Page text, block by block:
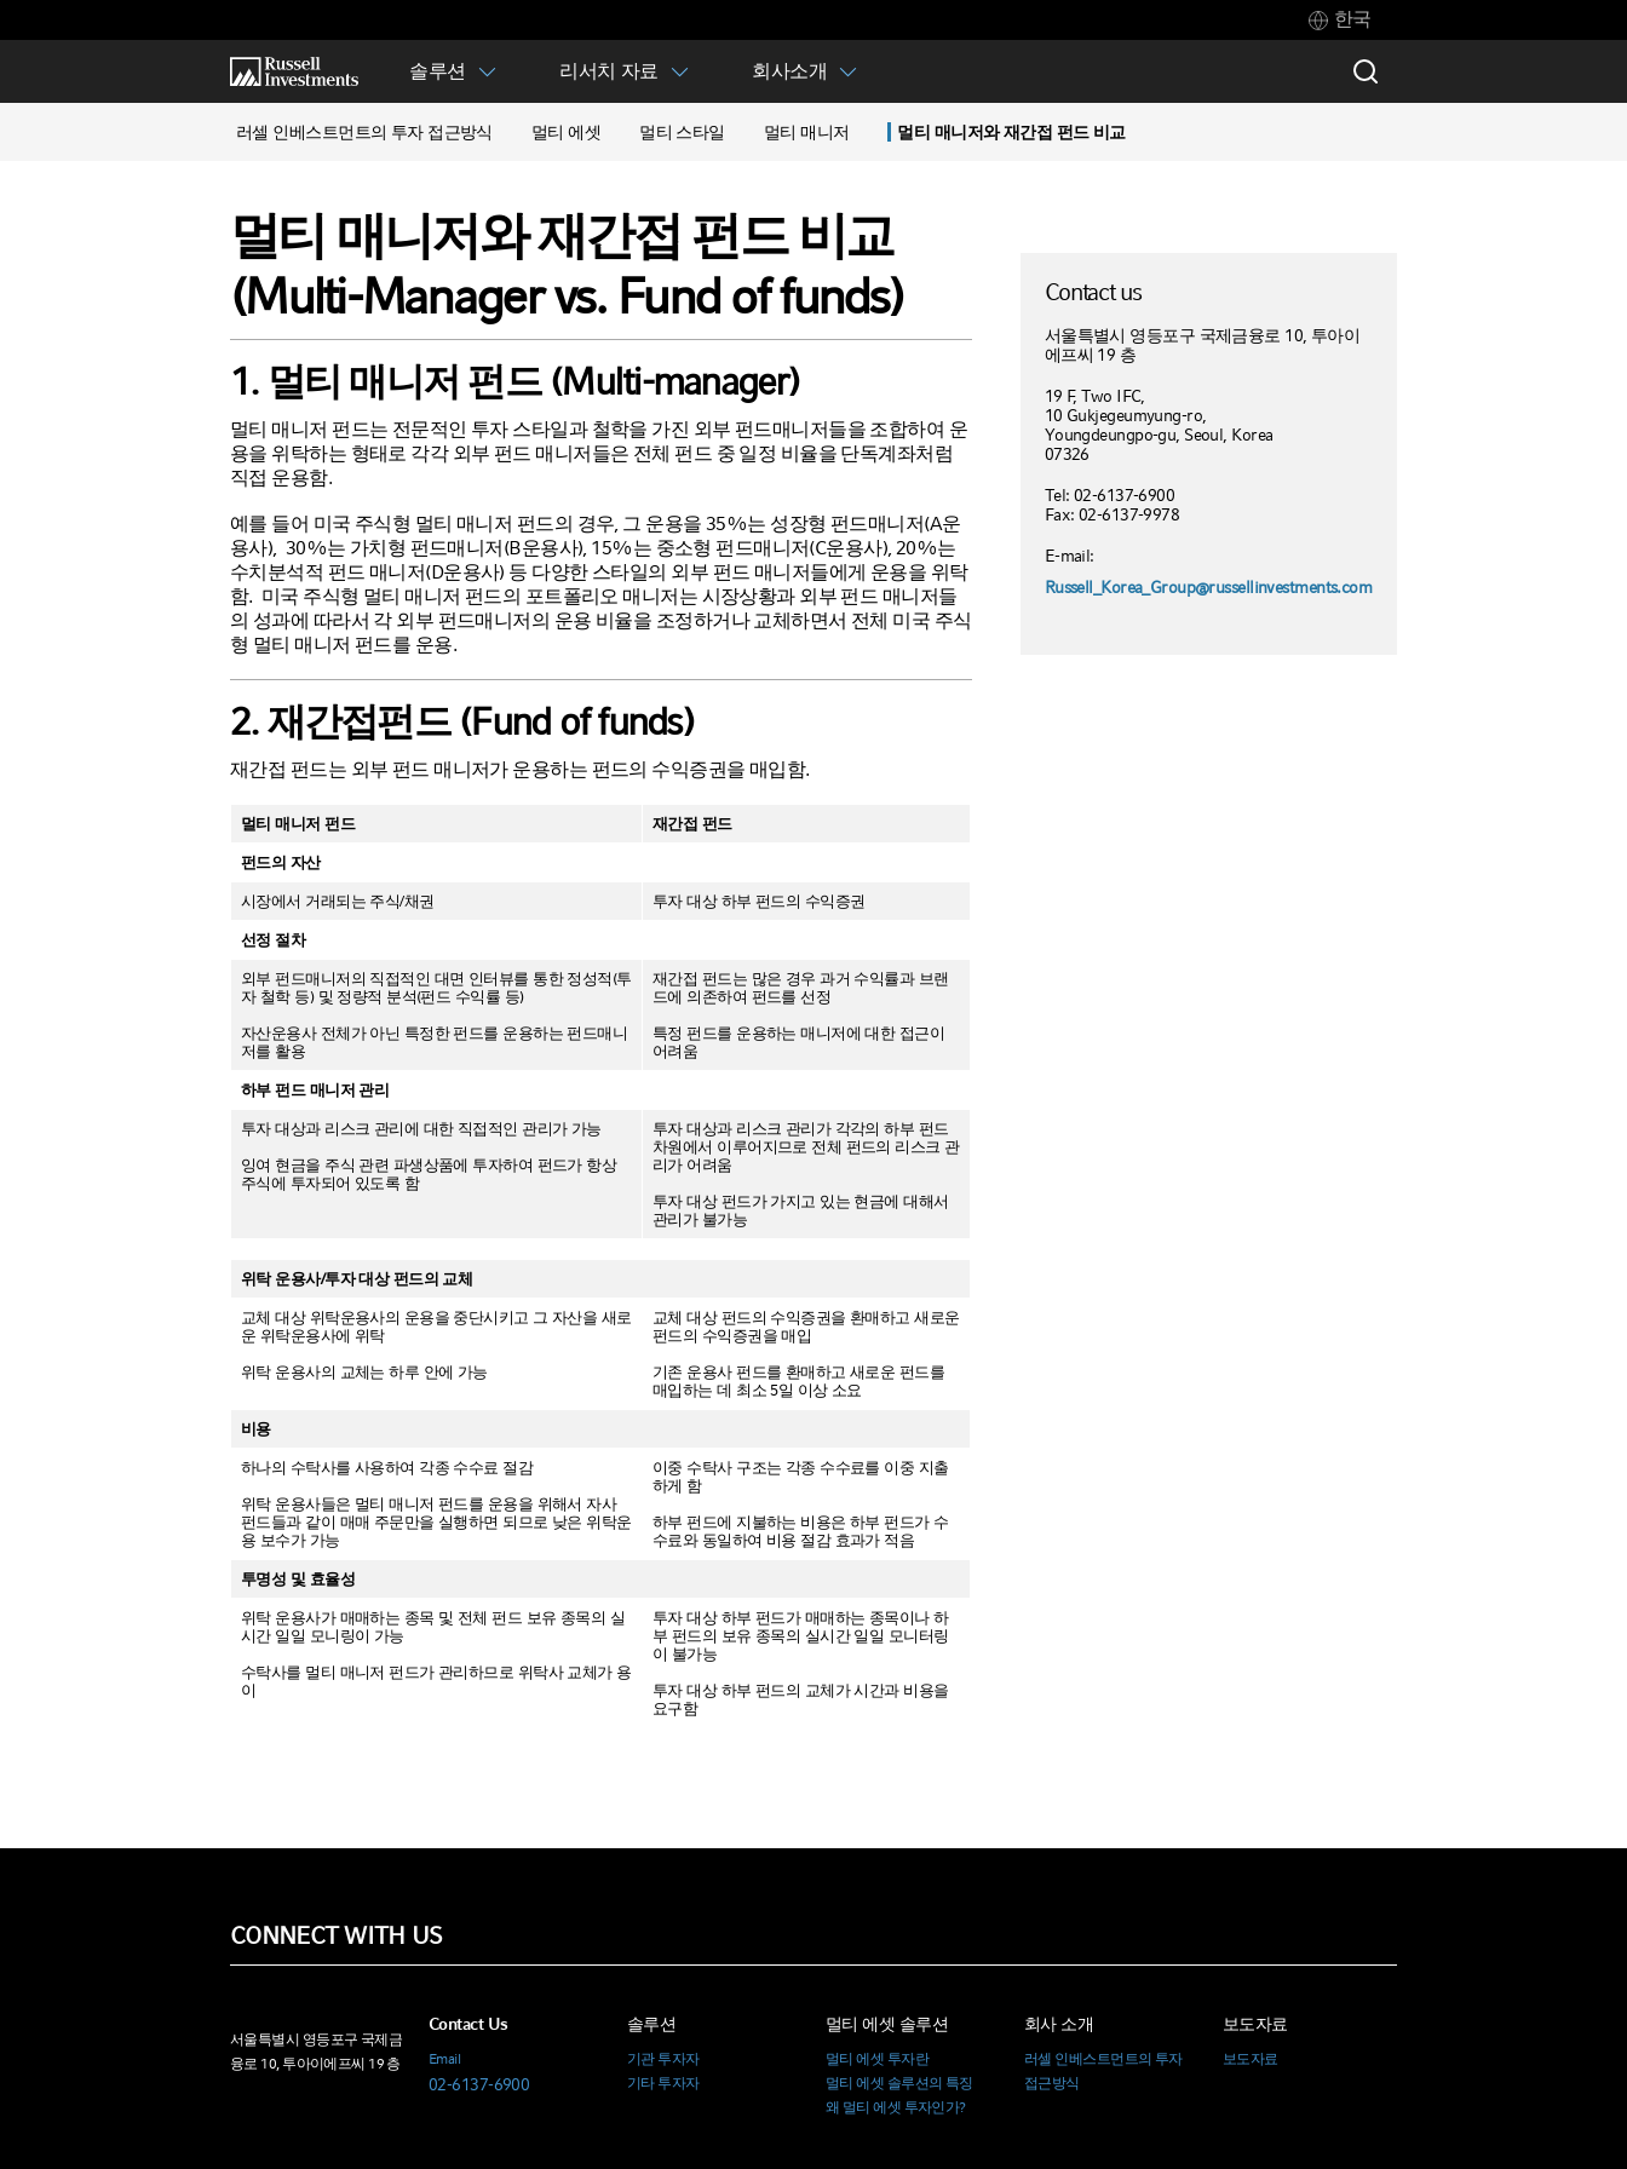
한국
솔루션 리서치 자료 회사소개
러셀 인베스트먼트의 투자 접근방식 멀티 에셋 멀티 스타일 멀티 매니저 멀티 매니저와 재간접 펀드 비교
멀티 매니저와 재간접 펀드 비교
(Multi-Manager vs. Fund of funds)
1. 멀티 매니저 펀드 (Multi-manager)
멀티 매니저 펀드는 전문적인 투자 스타일과 철학을 가진 외부 펀드매니저들을 조합하여 운
용을 위탁하는 형태로 각각 외부 펀드 매니저들은 전체 펀드 중 일정 비율을 단독계좌처럼
직접 운용함.
예를 들어 미국 주식형 멀티 매니저 펀드의 경우, 그 운용을 35%는 성장형 펀드매니저(A운
용사), 30%는 가치형 펀드매니저(B운용사), 15%는 중소형 펀드매니저(C운용사), 20%는
수치분석적 펀드 매니저(D운용사) 등 다양한 스타일의 외부 펀드 매니저들에게 운용을 위탁
함. 미국 주식형 멀티 매니저 펀드의 포트폴리오 매니저는 시장상황과 외부 펀드 매니저들
의 성과에 따라서 각 외부 펀드매니저의 운용 비율을 조정하거나 교체하면서 전체 미국 주식
형 멀티 매니저 펀드를 운용.
2. 재간접펀드 (Fund of funds)
재간접 펀드는 외부 펀드 매니저가 운용하는 펀드의 수익증권을 매입함.
멀티 매니저 펀드 재간접 펀드
펀드의 자산
시장에서 거래되는 주식/채권 투자 대상 하부 펀드의 수익증권
선정 절차
외부 펀드매니저의 직접적인 대면 인터뷰를 통한 정성적(투
자 철학 등) 및 정량적 분석(펀드 수익률 등)
자산운용사 전체가 아닌 특정한 펀드를 운용하는 펀드매니
저를 활용
재간접 펀드는 많은 경우 과거 수익률과 브랜
드에 의존하여 펀드를 선정
특정 펀드를 운용하는 매니저에 대한 접근이
어려움
하부 펀드 매니저 관리
투자 대상과 리스크 관리에 대한 직접적인 관리가 가능
잉여 현금을 주식 관련 파생상품에 투자하여 펀드가 항상
주식에 투자되어 있도록 함
투자 대상과 리스크 관리가 각각의 하부 펀드
차원에서 이루어지므로 전체 펀드의 리스크 관
리가 어려움
투자 대상 펀드가 가지고 있는 현금에 대해서
관리가 불가능
위탁 운용사/투자 대상 펀드의 교체
교체 대상 위탁운용사의 운용을 중단시키고 그 자산을 새로
운 위탁운용사에 위탁
위탁 운용사의 교체는 하루 안에 가능
교체 대상 펀드의 수익증권을 환매하고 새로운
펀드의 수익증권을 매입
기존 운용사 펀드를 환매하고 새로운 펀드를
매입하는 데 최소 5일 이상 소요
비용
하나의 수탁사를 사용하여 각종 수수료 절감
위탁 운용사들은 멀티 매니저 펀드를 운용을 위해서 자사
펀드들과 같이 매매 주문만을 실행하면 되므로 낮은 위탁운
용 보수가 가능
이중 수탁사 구조는 각종 수수료를 이중 지출
하게 함
하부 펀드에 지불하는 비용은 하부 펀드가 수
수료와 동일하여 비용 절감 효과가 적음
투명성 및 효율성
위탁 운용사가 매매하는 종목 및 전체 펀드 보유 종목의 실
시간 일일 모니링이 가능
수탁사를 멀티 매니저 펀드가 관리하므로 위탁사 교체가 용
이
투자 대상 하부 펀드가 매매하는 종목이나 하
부 펀드의 보유 종목의 실시간 일일 모니터링
이 불가능
투자 대상 하부 펀드의 교체가 시간과 비용을
요구함
Contact us
서울특별시 영등포구 국제금융로 10, 투아이
에프씨 19 층
19 F, Two IFC,
10 Gukjegeumyung-ro,
Youngdeungpo-gu, Seoul, Korea
07326
Tel: 02-6137-6900
Fax: 02-6137-9978
E-mail:
Russell_Korea_Group@russellinvestments.com
CONNECT WITH US
서울특별시 영등포구 국제금
융로 10, 투아이에프씨 19 층
Contact Us
Email
02-6137-6900
솔루션
기관 투자자
기타 투자자
멀티 에셋 솔루션
멀티 에셋 투자란
멀티 에셋 솔루션의 특징
왜 멀티 에셋 투자인가?
회사 소개
러셀 인베스트먼트의 투자
접근방식
보도자료
보도자료